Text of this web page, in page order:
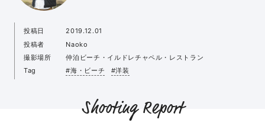
投稿日
2019.12.01
投稿者
Naoko
撮影場所
仲泊ビーチ・イルドレチャペル・レストラン
Tag
#海・ビーチ #洋装
Shooting Report